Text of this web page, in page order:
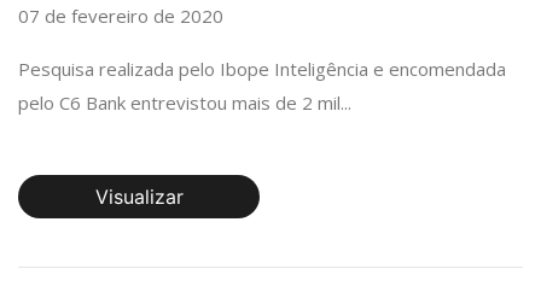
07 de fevereiro de 2020
Pesquisa realizada pelo Ibope Inteligência e encomendada
pelo C6 Bank entrevistou mais de 2 mil...
Visualizar